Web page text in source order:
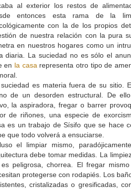
al exterior los restos de
entonces esta rama de la
con la de los propios
de nuestra relación con la pura
en nuestros hogares como un
diaria. La suciedad no es sólo el
en la casa representa otro tipo de
es materia fuera de su sitio.
de un desorden estructural. De
la aspiradora, fregar o barrer
de riñones, una especie de
es un trabajo de Sísifo que se hace
que todo volverá a ensuciarse.
el limpiar mismo,
debe tomar medidas. La
es peligrosa, chorrea. El fregar
protegerse con rodapiés. Los
cristalizadas o gresificadas,